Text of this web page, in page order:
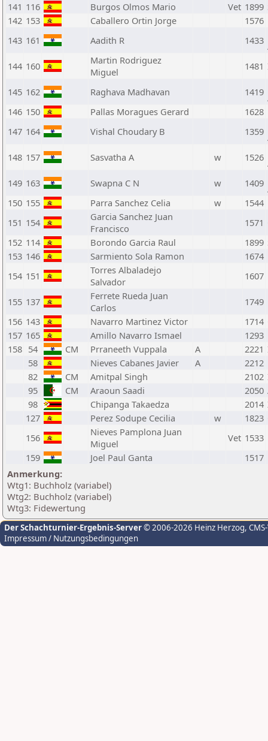
141 116 Burgos Olmos Mario Vet 1899
142 153 Caballero Ortin Jorge 1576
143 161 Aadith R 1433
144 160
Martin Rodriguez
Miguel
1481
145 162 Raghava Madhavan 1419
146 150 Pallas Moragues Gerard 1628
147 164 Vishal Choudary B 1359
148 157 Sasvatha A w 1526
149 163 Swapna C N w 1409
150 155 Parra Sanchez Celia w 1544
151 154
Garcia Sanchez Juan
Francisco
1571
152 114 Borondo Garcia Raul 1899
153 146 Sarmiento Sola Ramon 1674
154 151
Torres Albaladejo
Salvador
1607
155 137
Ferrete Rueda Juan
Carlos
1749
156 143 Navarro Martinez Victor 1714
157 165 Amillo Navarro Ismael 1293
158 54 CM Prraneeth Vuppala A 2221
58
Nieves Cabanes Javier A 2212
82
CM Amitpal Singh 2102
95
CM Araoun Saadi 2050
98
Chipanga Takaedza 2014
127
Perez Sodupe Cecilia w 1823
156
Nieves Pamplona Juan
Miguel
Vet 1533
159
Joel Paul Ganta 1517
Anmerkung:
Wtg1: Buchholz (variabel)
Wtg2: Buchholz (variabel)
Wtg3: Fidewertung
Der Schachturnier-Ergebnis-Server© 2006-2026 Heinz Herzog,
Impressum / Nutzungsbedingungen